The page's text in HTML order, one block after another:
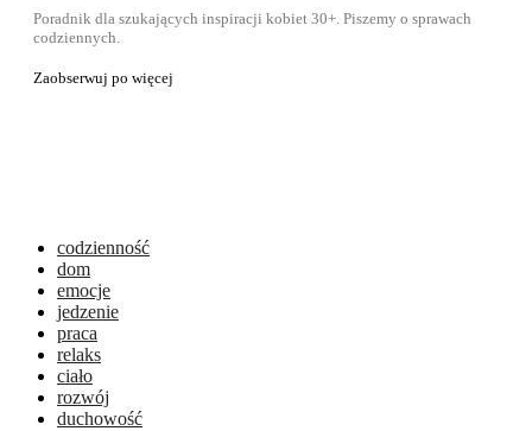
Poradnik dla szukających inspiracji kobiet 30+. Piszemy o sprawach
codziennych.
Zaobserwuj po więcej
codzienność
dom
emocje
jedzenie
praca
relaks
ciało
rozwój
duchowość